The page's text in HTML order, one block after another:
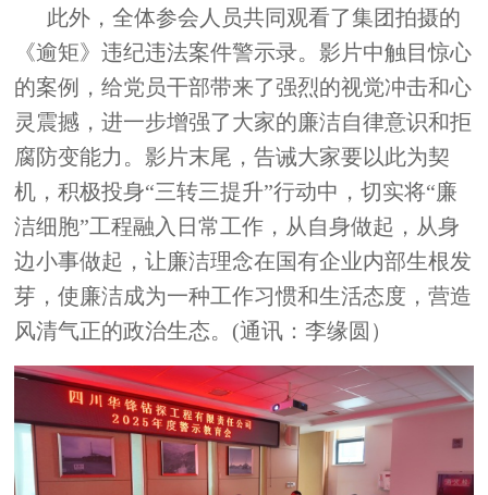
此外，全体参会人员共同观看了集团拍摄的
《逾矩》违纪违法案件警示录。影片中触目惊心
的案例，给党员干部带来了强烈的视觉冲击和心
灵震撼，进一步增强了大家的廉洁自律意识和拒
腐防变能力。影片末尾，告诫大家要以此为契
机，积极投身“三转三提升”行动中，切实将“廉
洁细胞”工程融入日常工作，从自身做起，从身
边小事做起，让廉洁理念在国有企业内部生根发
芽，使廉洁成为一种工作习惯和生活态度，营造
风清气正的政治生态。(通讯：李缘圆）